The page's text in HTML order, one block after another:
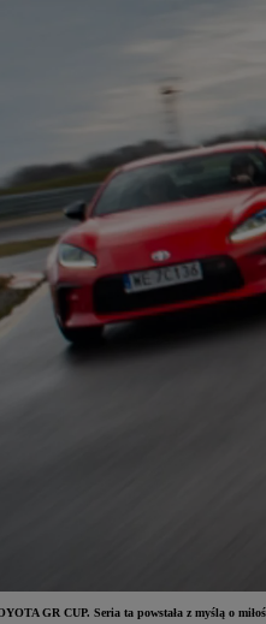
GR CUP. Seria ta powstała z myślą o